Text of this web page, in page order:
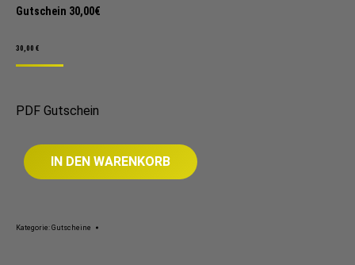
Gutschein 30,00€
30,00 €
PDF Gutschein
IN DEN WARENKORB
Kategorie: Gutscheine